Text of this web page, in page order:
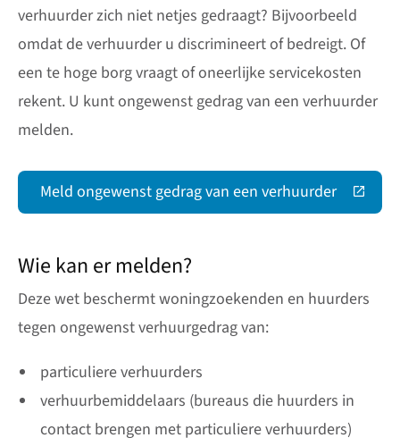
verhuurder zich niet netjes gedraagt? Bijvoorbeeld
omdat de verhuurder u discrimineert of bedreigt. Of
een te hoge borg vraagt of oneerlijke servicekosten
rekent. U kunt ongewenst gedrag van een verhuurder
melden.
Meld ongewenst gedrag van een verhuurder
(Deze link gaat naar een
Wie kan er melden?
Deze wet beschermt woningzoekenden en huurders
tegen ongewenst verhuurgedrag van:
particuliere verhuurders
verhuurbemiddelaars (bureaus die huurders in
contact brengen met particuliere verhuurders)